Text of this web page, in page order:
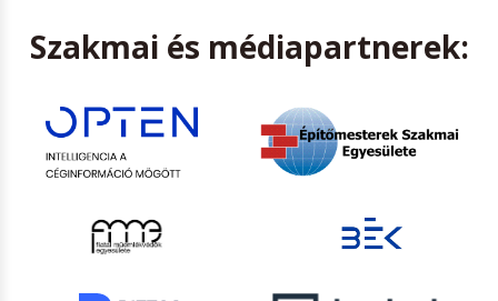
Szakmai és médiapartnerek: